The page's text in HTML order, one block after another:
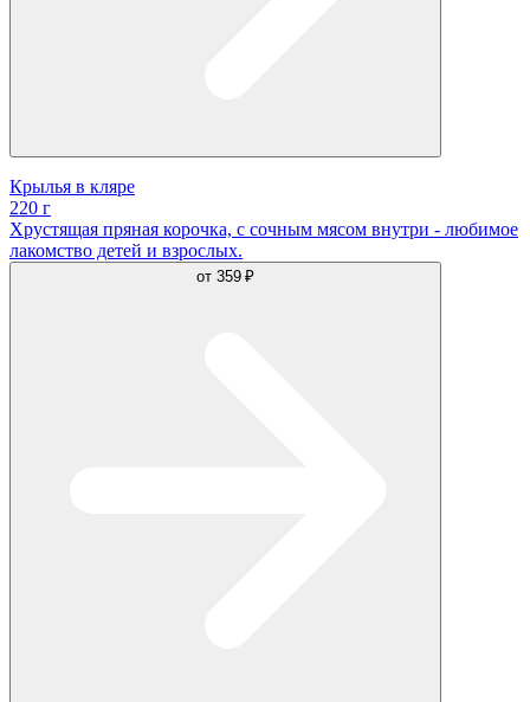
Крылья в кляре
220 г
Хрустящая пряная корочка, с сочным мясом внутри - любимое
лакомство детей и взрослых.
от 359 ₽